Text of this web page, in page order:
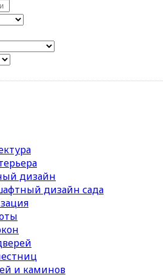
дизайн
дизайн сада
и каминов